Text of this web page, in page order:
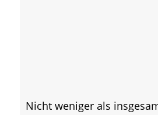
Nicht weniger als